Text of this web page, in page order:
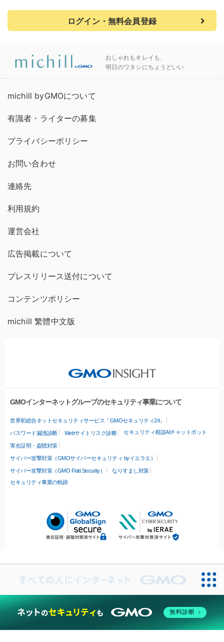
ログイン・無料会員登録
おしゃれもキレイも、
明日のワタシにちょうどいい
michill byGMOについて
有識者・ライターの募集
プライバシーポリシー
お問い合わせ
連絡先
利用規約
運営会社
広告掲載について
プレスリリース送付について
コンテンツポリシー
michill 繁體中文版
GMOインターネットグループのセキュリティ事業について
世界初総合ネットセキュリティサービス「GMOセキュリティ24」
パスワード漏洩診断 Webサイトリスク診断 セキュリティ相談AIチャットボット
実在証明・盗聴対策
サイバー攻撃対策（GMOサイバーセキュリティ byイエラエ）
サイバー攻撃対策（GMO Flatt Security）
なりすまし対策
セキュリティ事業の軌跡
無料診断